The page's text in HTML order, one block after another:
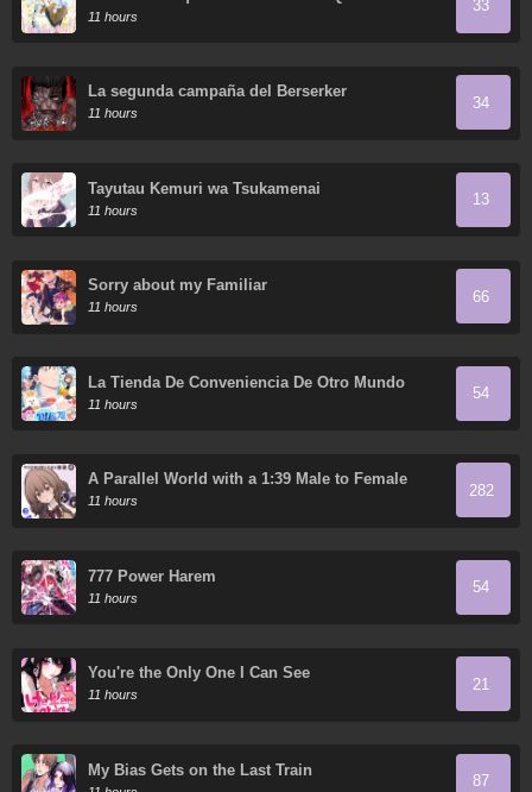
Poder Y Lo Disfruta
11 hours
33
La segunda campaña del Berserker
11 hours
34
Tayutau Kemuri wa Tsukamenai
11 hours
13
Sorry about my Familiar
11 hours
66
La Tienda De Conveniencia De Otro Mundo
11 hours
54
A Parallel World with a 1:39 Male to Female
Ratio is Unexpectedly Normal (Fan Colored)
11 hours
282
777 Power Harem
11 hours
54
You're the Only One I Can See
11 hours
21
My Bias Gets on the Last Train
87